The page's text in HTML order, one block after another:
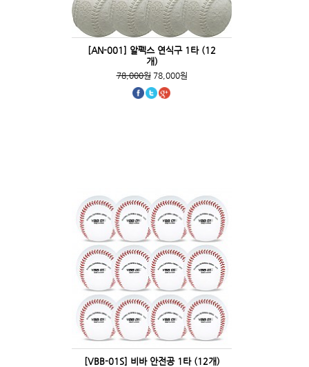
[AN-001] 알펙스 연식구 1타 (12
개)
78,000원78,000원
[VBB-01S] 비바 안전공 1타 (12개)